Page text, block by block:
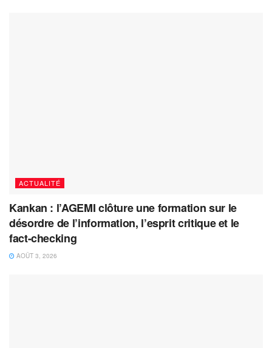
ACTUALITÉ
Kankan : l’AGEMI clôture une formation sur le
désordre de l’information, l’esprit critique et le
fact-checking
AOÛT 3, 2026